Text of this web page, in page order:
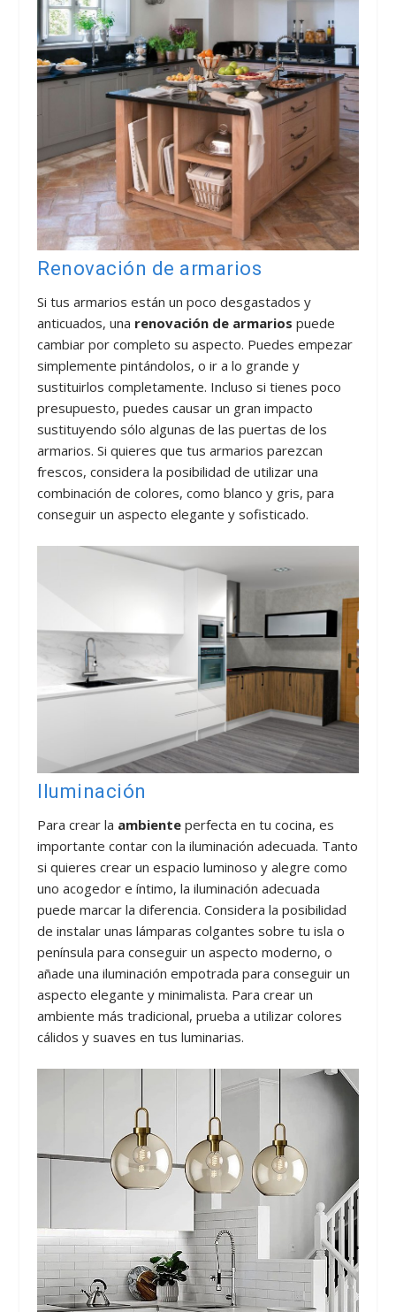
Renovación de armarios
Si tus armarios están un poco desgastados y
anticuados, una renovación de armarios puede
cambiar por completo su aspecto. Puedes empezar
simplemente pintándolos, o ir a lo grande y
sustituirlos completamente. Incluso si tienes poco
presupuesto, puedes causar un gran impacto
sustituyendo sólo algunas de las puertas de los
armarios. Si quieres que tus armarios parezcan
frescos, considera la posibilidad de utilizar una
combinación de colores, como blanco y gris, para
conseguir un aspecto elegante y sofisticado.
Iluminación
Para crear la ambiente perfecta en tu cocina, es
importante contar con la iluminación adecuada. Tanto
si quieres crear un espacio luminoso y alegre como
uno acogedor e íntimo, la iluminación adecuada
puede marcar la diferencia. Considera la posibilidad
de instalar unas lámparas colgantes sobre tu isla o
península para conseguir un aspecto moderno, o
añade una iluminación empotrada para conseguir un
aspecto elegante y minimalista. Para crear un
ambiente más tradicional, prueba a utilizar colores
cálidos y suaves en tus luminarias.